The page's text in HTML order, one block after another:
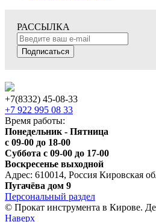
РАССЫЛКА
Подписаться
+7(8332) 45-08-33
+7 922 995 08 33
Время работы:
Понедельник - Пятница
с 09-00 до 18-00
Суббота с 09-00 до 17-00
Воскресенье выходной
Адрес: 610014, Россия Кировская
Пугачёва дом 9
Персональный раздел
© Прокат инструмента в Кирове.
Наверх